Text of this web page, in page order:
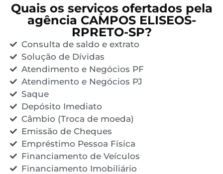
Quais os serviços ofertados pela
agência CAMPOS ELISEOS-
RPRETO-SP?
Consulta de saldo e extrato
Solução de Dívidas
Atendimento e Negócios PF
Atendimento e Negócios PJ
Saque
Depósito Imediato
Câmbio (Troca de moeda)
Emissão de Cheques
Empréstimo Pessoa Física
Financiamento de Veículos
Financiamento Imobiliário